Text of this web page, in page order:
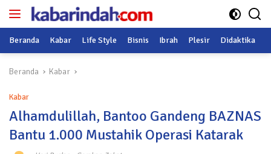
Langsung
Beranda Kabar Life Style Bisnis Ibrah Plesir Didaktika
Beranda Kabar
Kabar
Alhamdulillah, Bantoo Gandeng BAZNAS
Bantu 1.000 Mustahik Operasi Katarak